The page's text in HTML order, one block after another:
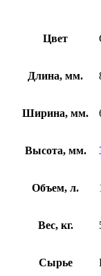
Цвет
Длина, мм.
Ширина, мм.
Высота, мм.
Объем, л.
Вес, кг.
Сырье